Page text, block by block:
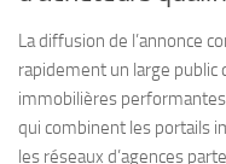
La diffusion de l’annonce
rapidement un large public
immobilières
qui combinent les portails
les réseaux d’agences